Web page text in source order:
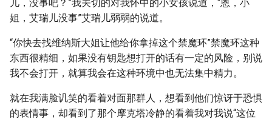
儿，没事吧？”我关切的对我怀中的小女孩说道，“恩，小
姐，艾瑞儿没事”艾瑞儿弱弱的说道。
“你快去找维纳斯大姐让他给你拿掉这个禁魔环”禁魔环这种
东西很精细，如果没有钥匙想打开的话有一定的风险，别说
我不会打开，就算我会在这种环境中也无法集中精力。
就在我满脸讥笑的看着对面那群人，想看到他们惊讶于恐惧
的表情事，却看到了那个摩克塔冷静的看着我对我说“这位